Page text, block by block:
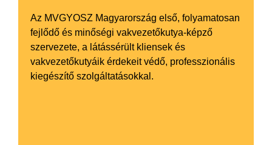
Az MVGYOSZ Magyarország első, folyamatosan
fejlődő és minőségi vakvezetőkutya-képző
szervezete, a látássérült kliensek és
vakvezetőkutyáik érdekeit védő, professzionális
kiegészítő szolgáltatásokkal.